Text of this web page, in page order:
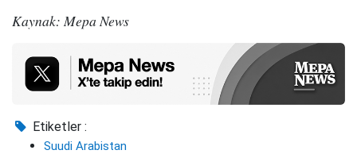
Kaynak: Mepa News
Etiketler :
Suudi Arabistan